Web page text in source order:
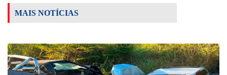
MAIS NOTÍCIAS